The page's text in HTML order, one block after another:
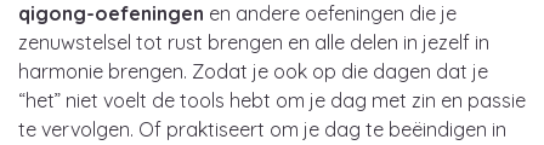
qigong-oefeningen en andere oefeningen die je
zenuwstelsel tot rust brengen en alle delen in jezelf in
harmonie brengen. Zodat je ook op die dagen dat je
“het” niet voelt de tools hebt om je dag met zin en passie
te vervolgen. Of praktiseert om je dag te beëindigen in